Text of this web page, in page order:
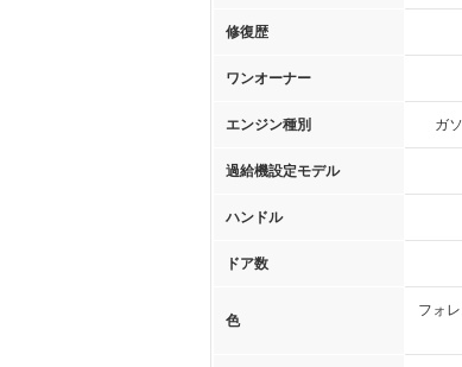
修復歴
ワンオーナー
エンジン種別 ガ
過給機設定モデル
ハンドル
ドア数
色
フォ